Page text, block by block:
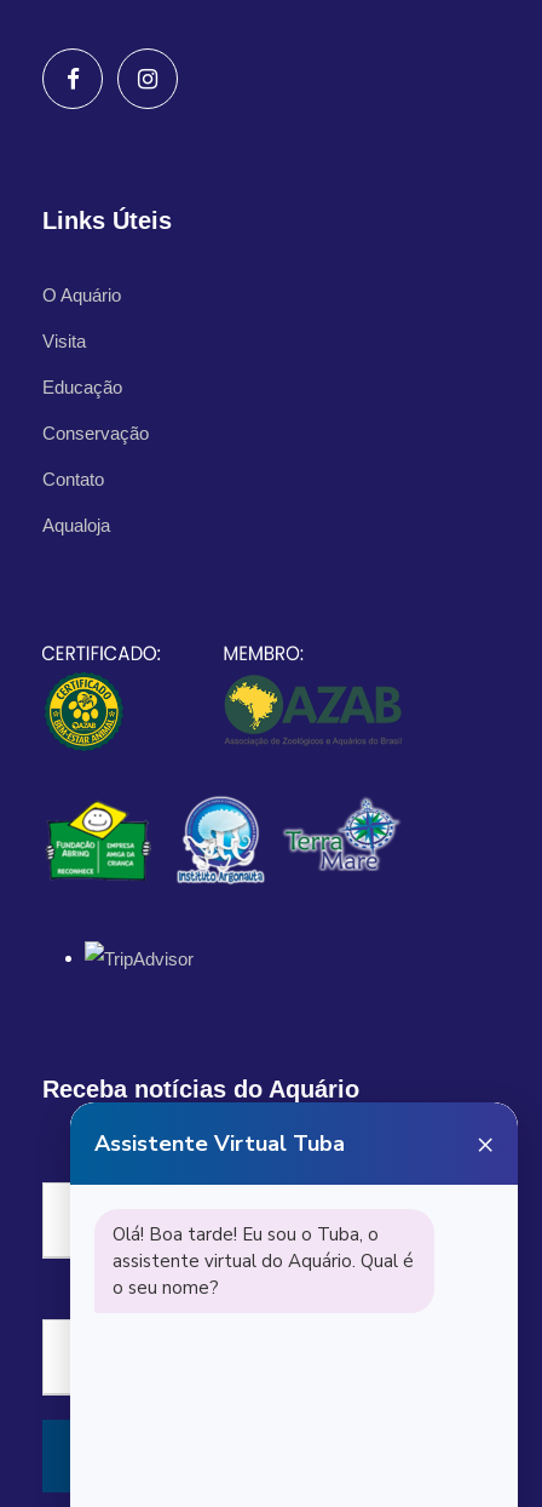
Links Úteis
O Aquário
Visita
Educação
Conservação
Contato
Aqualoja
Receba notícias do Aquário